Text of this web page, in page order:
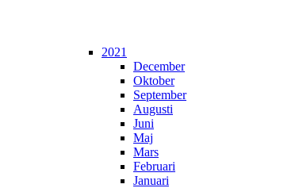
2021
December
Oktober
September
Augusti
Juni
Maj
Mars
Februari
Januari